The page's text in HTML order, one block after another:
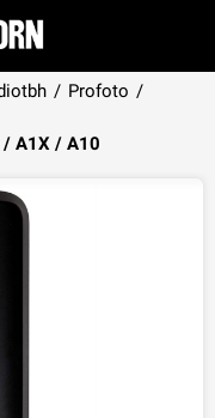
/ Profoto /
/ A1X / A10
varukorg
KASSAN